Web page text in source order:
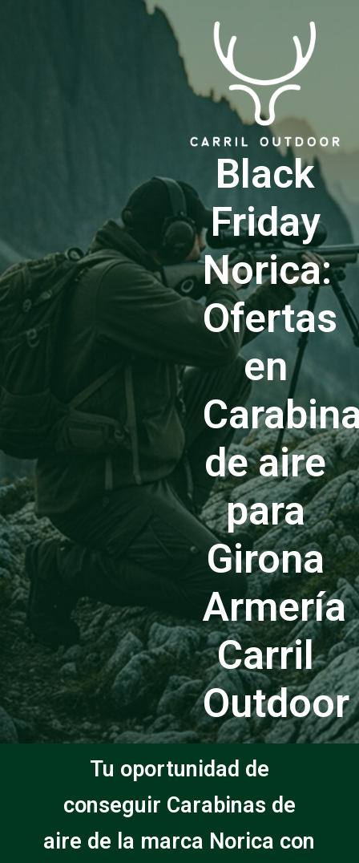
Black
Friday
Norica:
Ofertas
en
de aire
para
Girona
Armería
Carril
Outdoor
Tu oportunidad de
conseguir Carabinas de
aire de la marca Norica con